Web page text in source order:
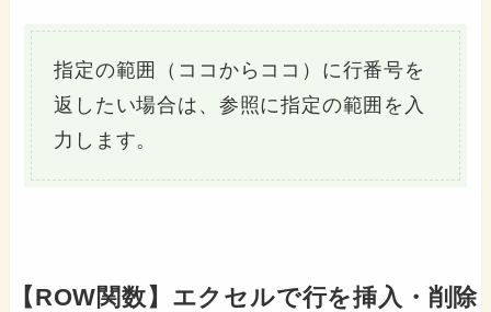
指定の範囲（ココからココ）に行番号を
返したい場合は、参照に指定の範囲を入
力します。
【ROW関数】エクセルで行を挿入・削除